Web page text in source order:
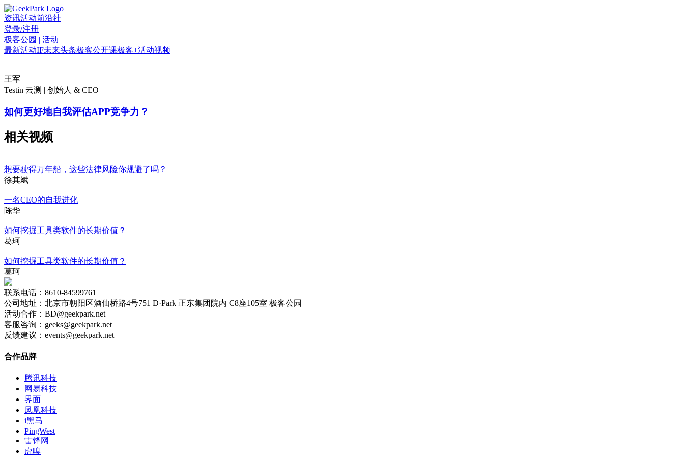
资讯活动前沿社
登录/注册
极客公园 | 活动
最新活动IF未来头条极客公开课极客+活动视频
王军
Testin 云测 | 创始人 & CEO
如何更好地自我评估APP竞争力？
相关视频
想要驶得万年船，这些法律风险你规避了吗？
徐其斌
一名CEO的自我进化
陈华
如何挖掘工具类软件的长期价值？
葛珂
如何挖掘工具类软件的长期价值？
葛珂
联系电话：8610-84599761
公司地址：北京市朝阳区酒仙桥路4号751 D·Park 正东集团院内 C8座105室 极客公园
活动合作：BD@geekpark.net
客服咨询：geeks@geekpark.net
反馈建议：events@geekpark.net
合作品牌
腾讯科技
网易科技
界面
凤凰科技
i黑马
PingWest
雷锋网
虎嗅